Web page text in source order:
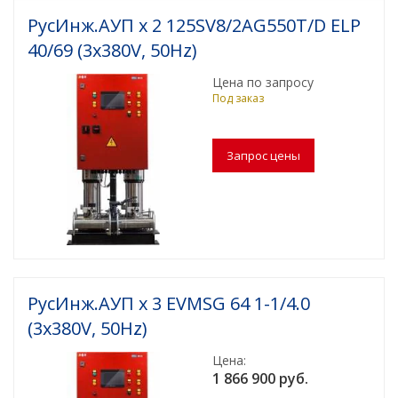
Проектирование насосных установок
пожаротушения
Мембранные расширительные баки:
конструкция, принцип действия, выбор
Водонагреватель для современного жилого
многоквартирного дома и здания
Водонагреватели для душевых
​ Промышленные насосные станции с
Обновленный калькулятор для подбора
водонагревателя
РусИнж.АУП х 2 125SV8/2AG550T/D ELP
40/69 (3x380V, 50Hz)
Цена по запросу
Под заказ
РусИнж.АУП х 3 EVMSG 64 1-1/4.0
(3x380V, 50Hz)
Цена:
1 866 900 руб.